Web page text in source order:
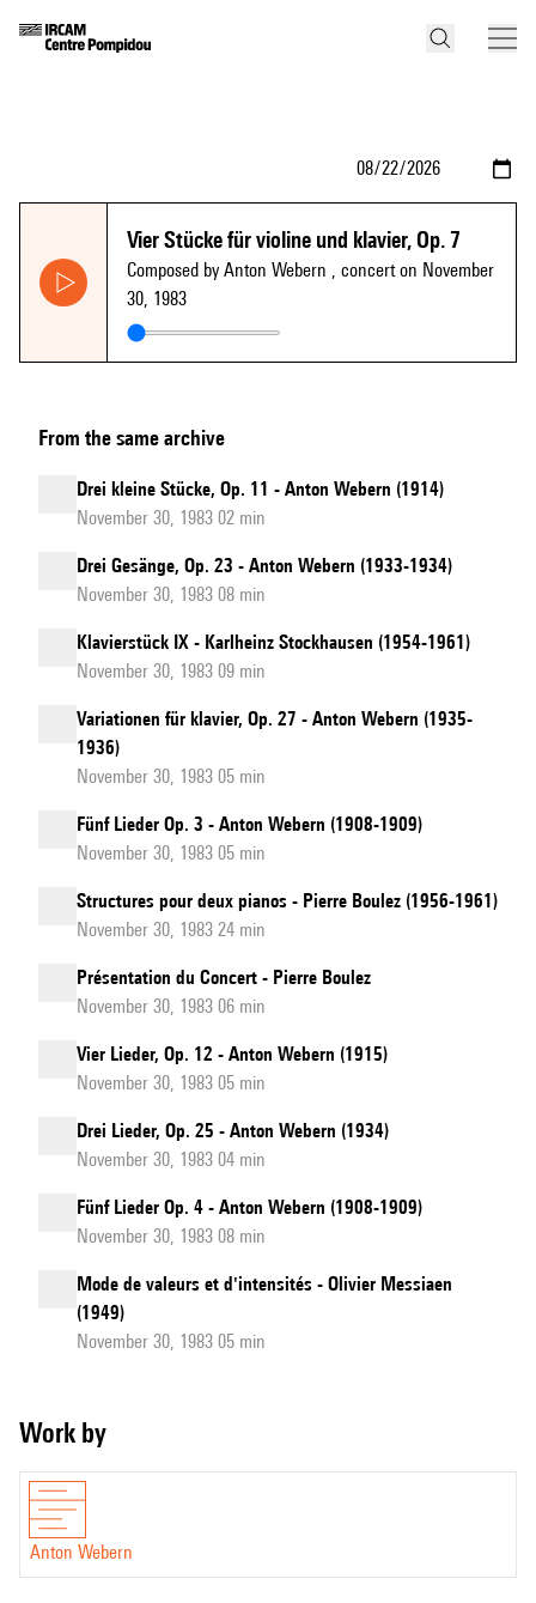
Vier Stücke für violine und klavier, Op. 7
Composed by Anton Webern , concert on November
30, 1983
From the same archive
Drei kleine Stücke, Op. 11 - Anton Webern (1914)
November 30, 1983 02 min
Drei Gesänge, Op. 23 - Anton Webern (1933-1934)
November 30, 1983 08 min
Klavierstück IX - Karlheinz Stockhausen (1954-1961)
November 30, 1983 09 min
Variationen für klavier, Op. 27 - Anton Webern (1935-
1936)
November 30, 1983 05 min
Fünf Lieder Op. 3 - Anton Webern (1908-1909)
November 30, 1983 05 min
Structures pour deux pianos - Pierre Boulez (1956-1961)
November 30, 1983 24 min
Présentation du Concert - Pierre Boulez
November 30, 1983 06 min
Vier Lieder, Op. 12 - Anton Webern (1915)
November 30, 1983 05 min
Drei Lieder, Op. 25 - Anton Webern (1934)
November 30, 1983 04 min
Fünf Lieder Op. 4 - Anton Webern (1908-1909)
November 30, 1983 08 min
Mode de valeurs et d'intensités - Olivier Messiaen
(1949)
November 30, 1983 05 min
Work by
Anton Webern